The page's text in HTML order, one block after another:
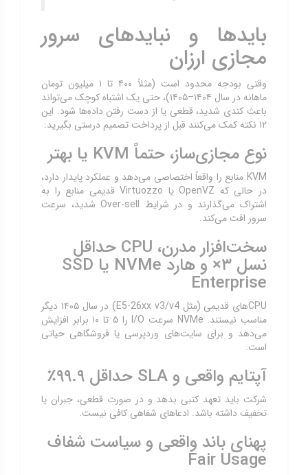
بایدها و نبایدهای سرور
مجازی ارزان
وقتی بودجه محدود است (مثلاً ۴۰۰ تا ۱ میلیون تومان
ماهانه در سال ۱۴۰۴–۱۴۰۵)، حتی یک اشتباه کوچک می‌تواند
باعث کندی شدید، قطعی یا از دست رفتن داده‌ها شود. این
۱۲ نکته کمک می‌کنند قبل از پرداخت تصمیم درستی بگیرید:
نوع مجازی‌ساز، حتماً KVM یا بهتر
KVM منابع را واقعاً اختصاصی می‌دهد و عملکرد پایدار دارد،
در حالی که OpenVZ یا Virtuozzo قدیمی منابع را به
اشتراک می‌گذارند و در شرایط Over-sell شدید، سرعت
سرور افت می‌کند.
سخت‌افزار مدرن، CPU حداقل
نسل ۳× و هارد NVMe یا SSD
Enterprise
CPUهای قدیمی (مثل E5-26xx v3/v4) در سال ۱۴۰۵ دیگر
مناسب نیستند. NVMe سرعت I/O را ۵ تا ۱۰ برابر افزایش
می‌دهد و برای سایت‌های وردپرسی یا فروشگاهی حیاتی
است.
آپتایم واقعی و SLA حداقل ۹۹.۹٪
شرکت باید تعهد کتبی بدهد و در صورت قطعی، جبران یا
تخفیف داشته باشد. ادعاهای شفاهی کافی نیست.
پهنای باند واقعی و سیاست شفاف
Fair Usage